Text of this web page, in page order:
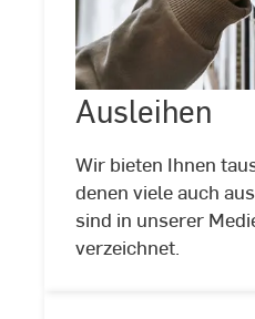
©
Unsplash
Ausleihen
Wir bieten Ihnen
denen viele auch
sind in unserer
verzeichnet.